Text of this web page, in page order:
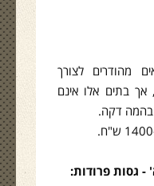
מהודרים לצורך
בתים אלו אינם
בהמה דקה.
גסות פרודות: